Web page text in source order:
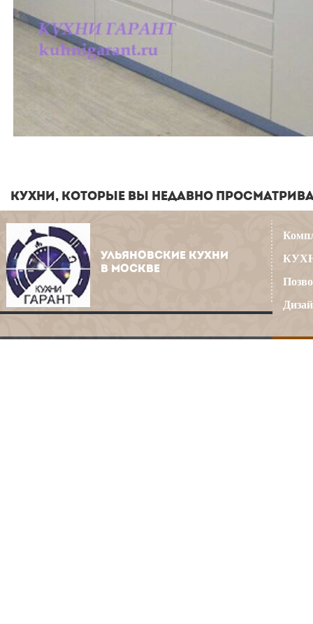
КУХНИ, КОТОРЫЕ ВЫ НЕДАВНО
УЛЬЯНОВСКИЕ КУХНИ
В МОСКВЕ